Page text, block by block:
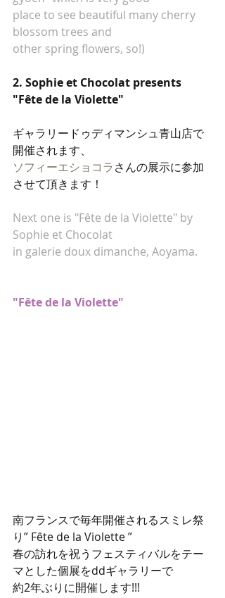
place to see beautiful many cherry
blossom trees and
other spring flowers, so!)
2. Sophie et Chocolat presents
"Fête de la Violette"
ギャラリードゥディマンシュ青山店で
開催されます、
ソフィーエショコラさんの展示に参加
させて頂きます！
Next one is "Fête de la Violette" by
Sophie et Chocolat
in galerie doux dimanche, Aoyama.
"Fête de la Violette"
南フランスで毎年開催されるスミレ祭
り” Fête de la Violette ”
春の訪れを祝うフェスティバルをテー
マとした個展をddギャラリーで
約2年ぶりに開催します!!!